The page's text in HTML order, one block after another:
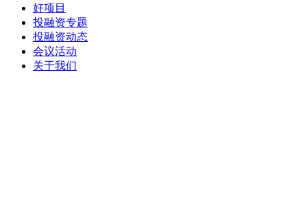
好项目
投融资专题
投融资动态
会议活动
关于我们